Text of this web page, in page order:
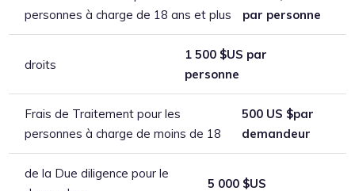
personnes à charge de 18 ans et plus
par personne
droits
1 500 $US par
personne
Frais de Traitement pour les
personnes à charge de moins de 18
500 US $par
demandeur
de la Due diligence pour le
5 000 $US